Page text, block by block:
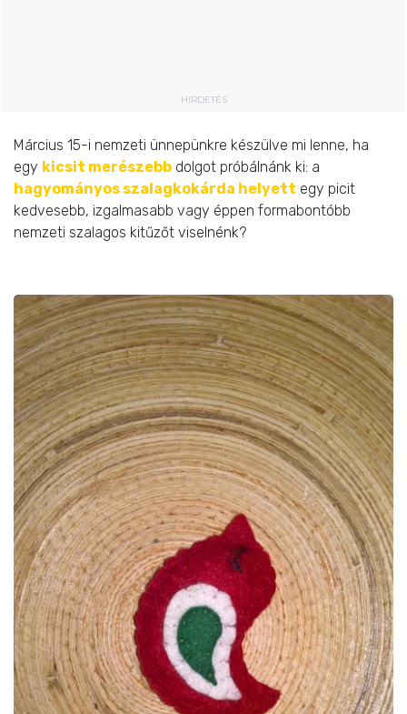
HIRDETÉS
Március 15-i nemzeti ünnepünkre készülve mi lenne, ha
egy kicsit merészebb dolgot próbálnánk ki: a
hagyományos szalagkokárda helyett egy picit
kedvesebb, izgalmasabb vagy éppen formabontóbb
nemzeti szalagos kitűzőt viselnénk?